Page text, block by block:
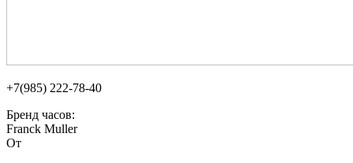
+7(985) 222-78-40
Бренд часов:
Franck Muller
От